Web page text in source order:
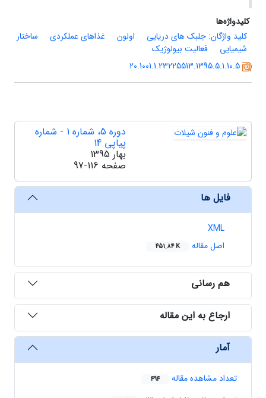
کلیدواژه‌ها
کلید واژگان: جلبک های دریایی
اولون غذاهای عملکردی
ساختار
شیمیایی
فعالیت بیولوژیک
20.1001.1.23225513.1395.5.1.10.5
دوره 5، شماره 1 - شماره
پیاپی 14
بهار 1395
صفحه 97-116
فایل ها
XML
اصل مقاله
451.84 K
هم رسانی
ارجاع به این مقاله
آمار
تعداد مشاهده مقاله 494